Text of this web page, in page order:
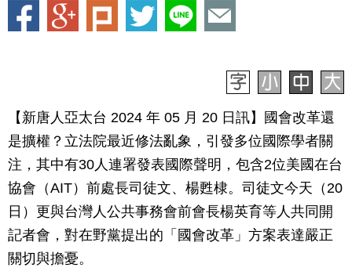
【新唐人亞太台 2024 年 05 月 20 日訊】國會改革還
是擴權？立法院最近修法亂象，引發多位國際學者關
注，其中有30人連署發表國際聲明，包含2位美國在台
協會（AIT）前處長司徒文、楊甦棣。司徒文今天（20
日）更與台灣人公共事務會前會長楊英育等人共同開
記者會，對在野黨提出的「國會改革」方案表達嚴正
關切與擔憂。